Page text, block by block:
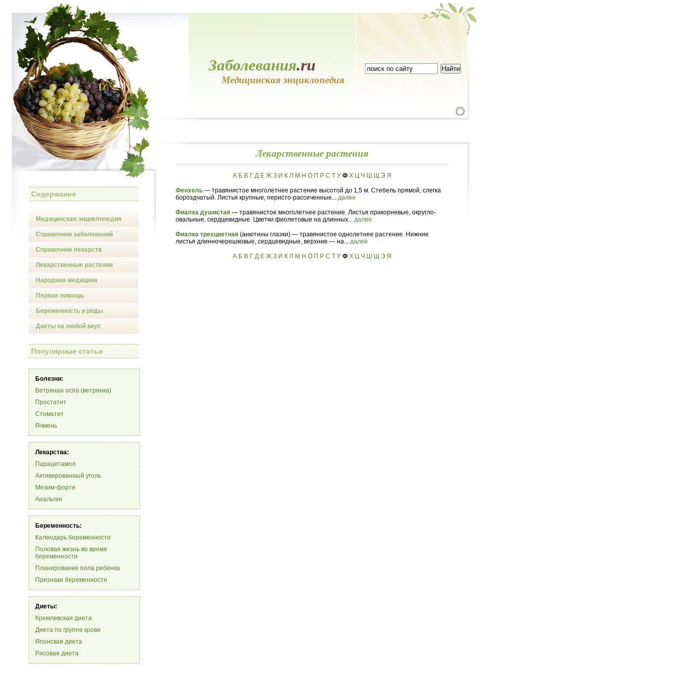
Заболевания.ru
Медицинская энциклопедия
Содержание
Медицинская энциклопедия
Справочник заболеваний
Справочник лекарств
Лекарственные растения
Народная медицина
Первая помощь
Беременность и роды
Диеты на любой вкус
Популярные статьи
Болезни:
Ветряная оспа (ветрянка)
Простатит
Стоматит
Ячмень
Лекарства:
Парацетамол
Активированный уголь
Мезим-форте
Анальгин
Беременность:
Календарь беременности
Половая жизнь во время
беременности
Планирование пола ребенка
Признаки беременности
Диеты:
Кремлевская диета
Диета по группе крови
Японская диета
Рисовая диета
Лекарственные растения
А Б В Г Д Е Ж З И К Л М Н О П Р С Т У Ф Х Ц Ч Ш Щ Э Я
Фенхель — травянистое многолетнее растение высотой до 1,5 м. Стебель прямой, слегка
бороздчатый. Листья крупные, перисто-рассеченные... далее
Фиалка душистая — травянистое многолетнее растение. Листья прикорневые, округло-
овальные, сердцевидные. Цветки фиолетовые на длинных... далее
Фиалка трехцветная (анютины глазки) — травянистое однолетнее растение. Нижние
листья длинночерешковые, сердцевидные, верхние — на... далее
А Б В Г Д Е Ж З И К Л М Н О П Р С Т У Ф Х Ц Ч Ш Щ Э Я